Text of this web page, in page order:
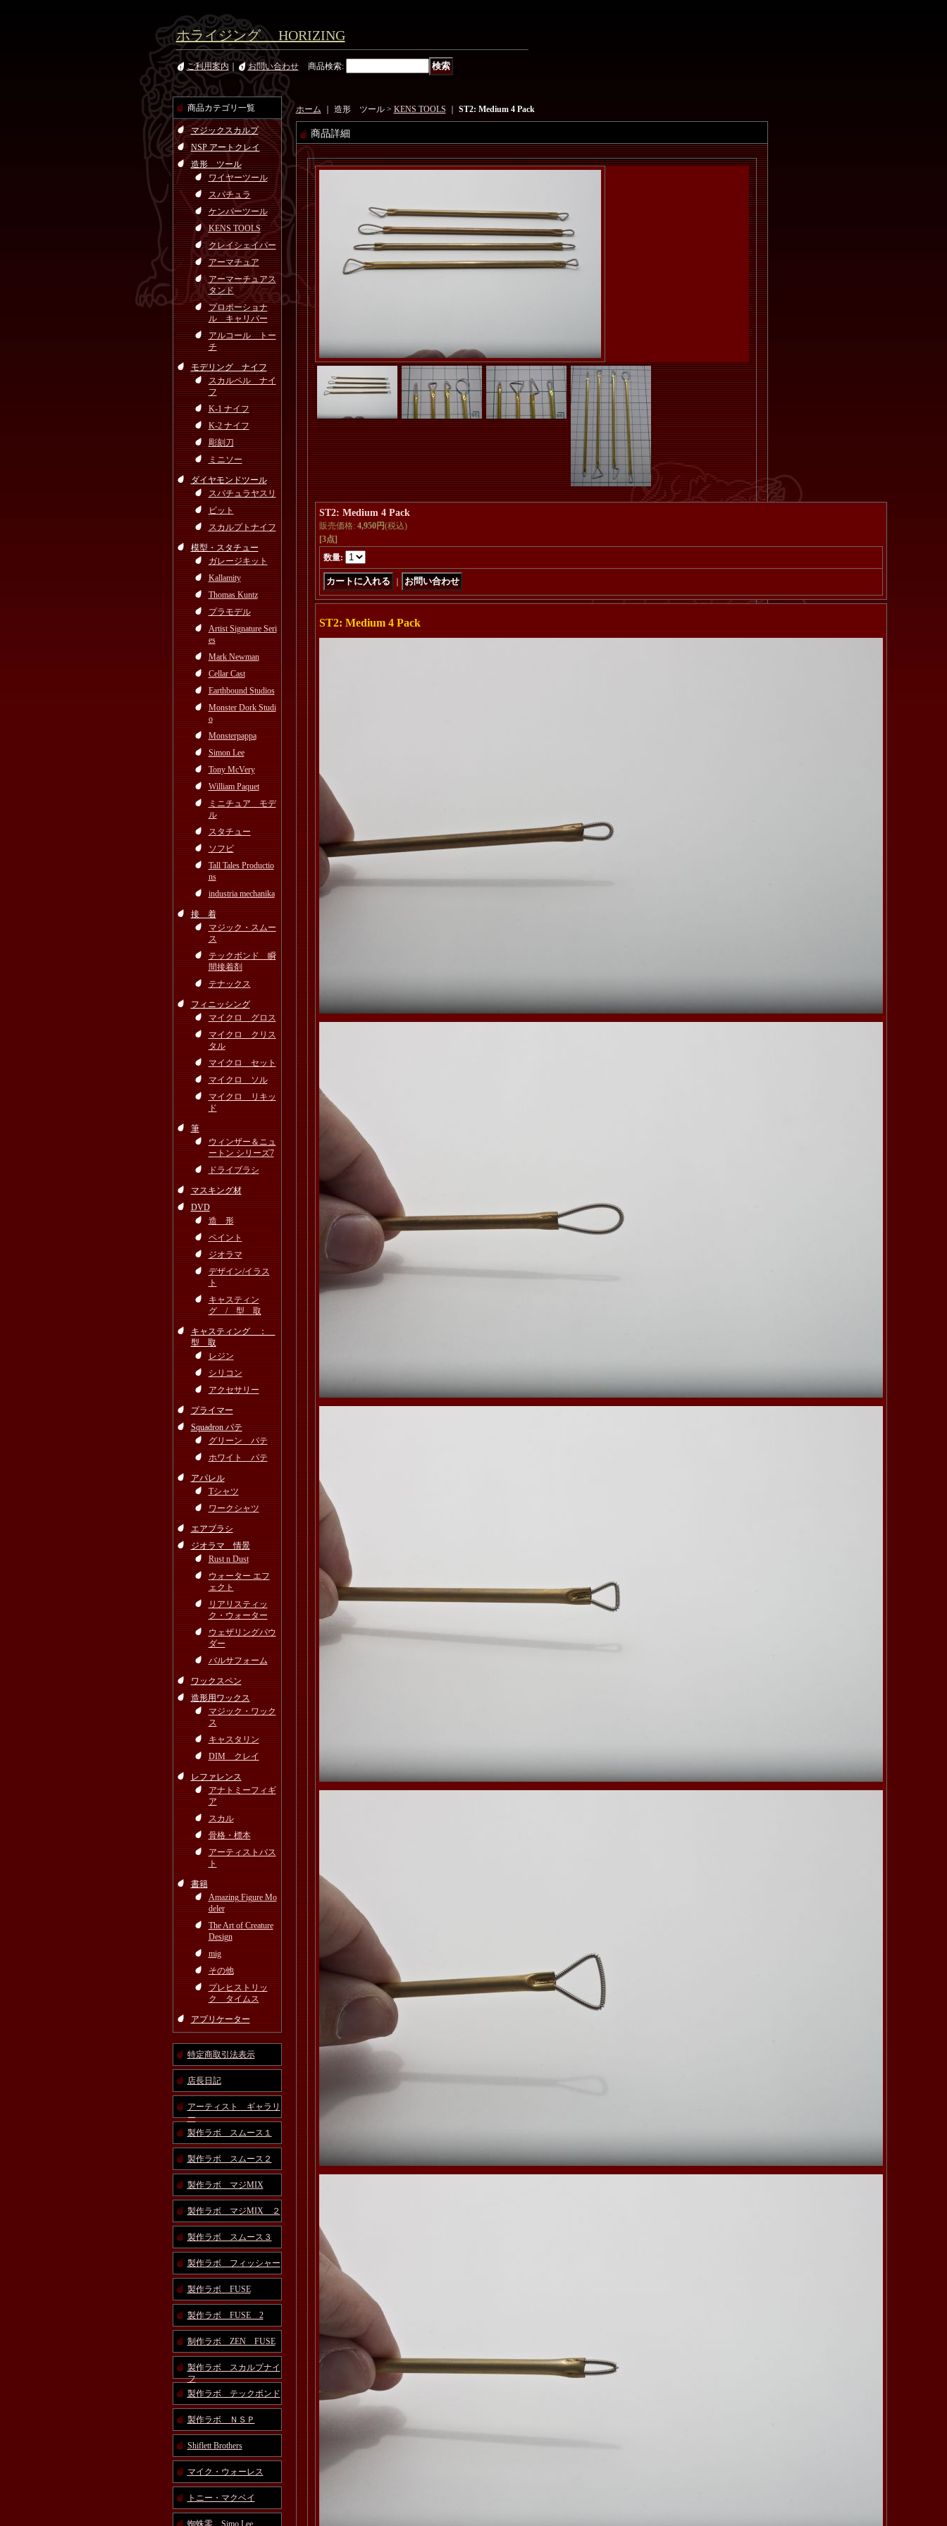
ホライジング HORIZING
ご利用案内 お問い合わせ 商品検索:
商品カテゴリ一覧
マジックスカルプ
NSP アートクレイ
造形 ツール
ワイヤーツール
スパチュラ
ケンパーツール
KENS TOOLS
クレイシェイパー
アーマチュア
アーマーチュアス
タンド
プロポーショナ
ル キャリパー
アルコール トー
チ
モデリング ナイフ
スカルペル ナイ
フ
K-1 ナイフ
K-2 ナイフ
彫刻刀
ミニソー
ダイヤモンドツール
スパチュラヤスリ
ビット
スカルプトナイフ
模型・スタチュー
ガレージキット
Kallamity
Thomas Kuntz
プラモデル
Artist Signature Seri
es
Mark Newman
Cellar Cast
Earthbound Studios
Monster Dork Studi
o
Monsterpappa
Simon Lee
Tony McVery
William Paquet
ミニチュア モデ
ル
スタチュー
ソフビ
Tall Tales Productio
ns
industria mechanika
接 着
マジック・スムー
ス
テックボンド 瞬
間接着剤
テナックス
フィニッシング
マイクロ グロス
マイクロ クリス
タル
マイクロ セット
マイクロ ソル
マイクロ リキッ
ド
筆
ウィンザー＆ニュ
ートン シリーズ7
ドライブラシ
マスキング材
DVD
造 形
ペイント
ジオラマ
デザイン/イラス
ト
キャスティン
グ / 型 取
キャスティング ：
型 取
レジン
シリコン
アクセサリー
プライマー
Squadron パテ
グリーン パテ
ホワイト パテ
アパレル
Tシャツ
ワークシャツ
エアブラシ
ジオラマ 情景
Rust n Dust
ウォーター エフ
ェクト
リアリスティッ
ク・ウォーター
ウェザリングパウ
ダー
バルサフォーム
ワックスペン
造形用ワックス
マジック・ワック
ス
キャスタリン
DIM クレイ
レファレンス
アナトミーフィギ
ア
スカル
骨格・標本
アーティストバス
ト
書籍
Amazing Figure Mo
deler
The Art of Creature
Design
mig
その他
プレヒストリッ
ク タイムス
アプリケーター
特定商取引法表示
店長日記
アーティスト ギャラリ
ー
製作ラボ スムース１
製作ラボ スムース２
製作ラボ マジMIX
製作ラボ マジMIX ２
製作ラボ スムース３
製作ラボ フィッシャー
製作ラボ FUSE
製作ラボ FUSE 2
制作ラボ ZEN FUSE
製作ラボ スカルプナイ
フ
製作ラボ テックボンド
製作ラボ ＮＳＰ
Shiflett Brothers
マイク・ウォーレス
トニー・マクベイ
蜘蛛零 Simo Lee
ホーム ｜ 造形 ツール > KENS TOOLS ST2: Medium 4 Pack
商品詳細
ST2: Medium 4 Pack
販売価格: 4,950円(税込)
[3点]
数量:
ST2: Medium 4 Pack